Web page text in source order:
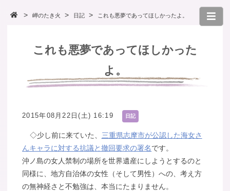
岬のたき火 日記 これも悪夢であってほしかったよ。
これも悪夢であってほしかった
よ。
2015年08月22日(土) 16:19 日記
◇少し前に来ていた、 三重県志摩市が公認した海女さ
んキャラに対する抗議と撤回要求の署名です。
沖ノ島の女人禁制の場所を世界遺産にしようとするのと
同様に、地方自治体の女性（そして男性）への、考え方
の無神経さと不勉強は、本当にたまりません。